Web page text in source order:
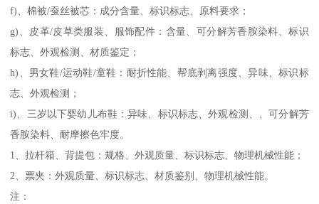
f)、棉被/蚕丝被芯：成分含量、标识标志、原料要求；
g)、皮革/皮草类服装、服饰配件：含量、可分解芳香胺染料、标识
标志、外观检测、材质鉴定；
h)、男女鞋/运动鞋/童鞋：耐折性能、帮底剥离强度、异味、标识标
志、外观检测；
i)、三岁以下婴幼儿布鞋：异味、标识标志、外观检测、、可分解芳
香胺染料、耐摩擦色牢度。
1、拉杆箱、背提包：规格、外观质量、标识标志、物理机械性能；
2、票夹：外观质量、标识标志、材质鉴别、物理机械性能。
注：